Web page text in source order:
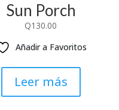
Sun Porch
Q130.00
Añadir a Favoritos
Leer más